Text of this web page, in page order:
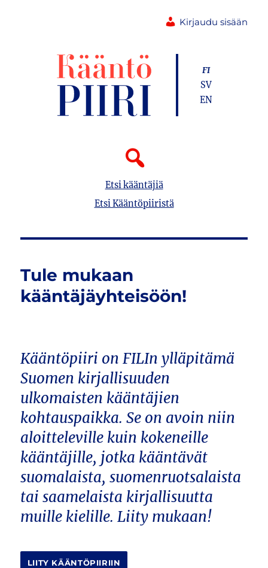
Kirjaudu sisään
Etsi kääntäjiä
Etsi Kääntöpiiristä
FI
SV
EN
Tule mukaan
kääntäjäyhteisöön!
Kääntöpiiri on FILIn ylläpitämä
Suomen kirjallisuuden
ulkomaisten kääntäjien
kohtauspaikka. Se on avoin niin
aloitteleville kuin kokeneille
kääntäjille, jotka kääntävät
suomalaista, suomenruotsalaista
tai saamelaista kirjallisuutta
muille kielille. Liity mukaan!
LIITY KÄÄNTÖPIIRIIN